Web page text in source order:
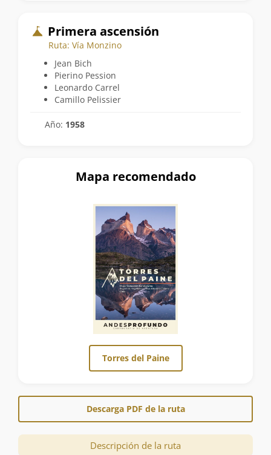
Primera ascensión
Ruta: Vía Monzino
Jean Bich
Pierino Pession
Leonardo Carrel
Camillo Pelissier
Año: 1958
Mapa recomendado
Torres del Paine
Descarga PDF de la ruta
Descripción de la ruta